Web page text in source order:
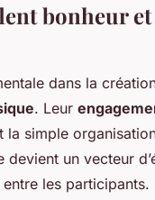
bonheur
dans la
. Leur
simple
un vecteur
les participants.